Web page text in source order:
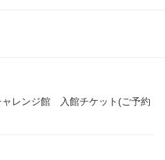
ャレンジ館 入館チケット(ご予約